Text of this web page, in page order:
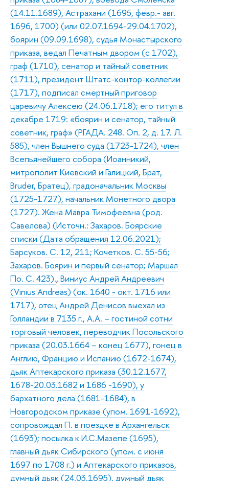
(14.11.1689), Астрахани (1695, февр.- авг.
1696, 1700) (или 02.07.1694-29.04.1702),
боярин (09.09.1698), судья Монастырского
приказа, ведал Печатным двором (с 1702),
граф (1710), сенатор и тайный советник
(1711), президент Штатс-контор-коллегии
(1717), подписал смертный приговор
царевичу Алексею (24.06.1718); его титул в
декабре 1719: «боярин и сенатор, тайный
советник, граф» (РГАДА. 248. Оп. 2, д. 17. Л.
585), член Вышнего суда (1723-1724), член
Всепьянейшего собора (Иоанникий,
митрополит Киевский и Галицкий, Брат,
Bruder, Братец), градоначальник Москвы
(1725-1727), начальник Монетного двора
(1727). Жена Мавра Тимофеевна (род.
Савелова) (Источн.: Захаров. Боярские
списки (Дата обращения 12.06.2021);
Барсуков. С. 12, 211; Кочетков. С. 55-56;
Захаров. Боярин и первый сенатор; Маршал
По. С. 423)., Виниус Андрей Андреевич
(Vinius Andreas) (ок. 1640 - окт. 1716 или
1717), отец Андрей Денисов выехал из
Голландии в 7135 г., А.А. – гостиной сотни
торговый человек, переводчик Посольского
приказа (20.03.1664 – конец 1677), гонец в
Англию, Францию и Испанию (1672-1674),
дьяк Аптекарского приказа (30.12.1677,
1678-20.03.1682 и 1686 -1690), у
бархатного дела (1681-1684), в
Новгородском приказе (упом. 1691-1692),
сопровождал П. в поездке в Архангельск
(1693); посылка к И.С.Мазепе (1695),
главный дьяк Сибирского (упом. с июня
1697 по 1708 г.) и Аптекарского приказов,
думный дьяк (24.03.1695), думный дьяк